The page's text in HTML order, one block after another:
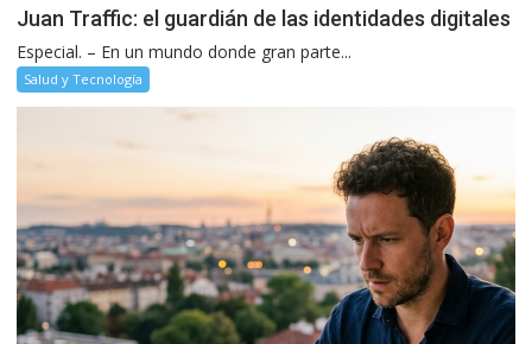
Juan Traffic: el guardián de las identidades digitales
Especial. – En un mundo donde gran parte...
Salud y Tecnología